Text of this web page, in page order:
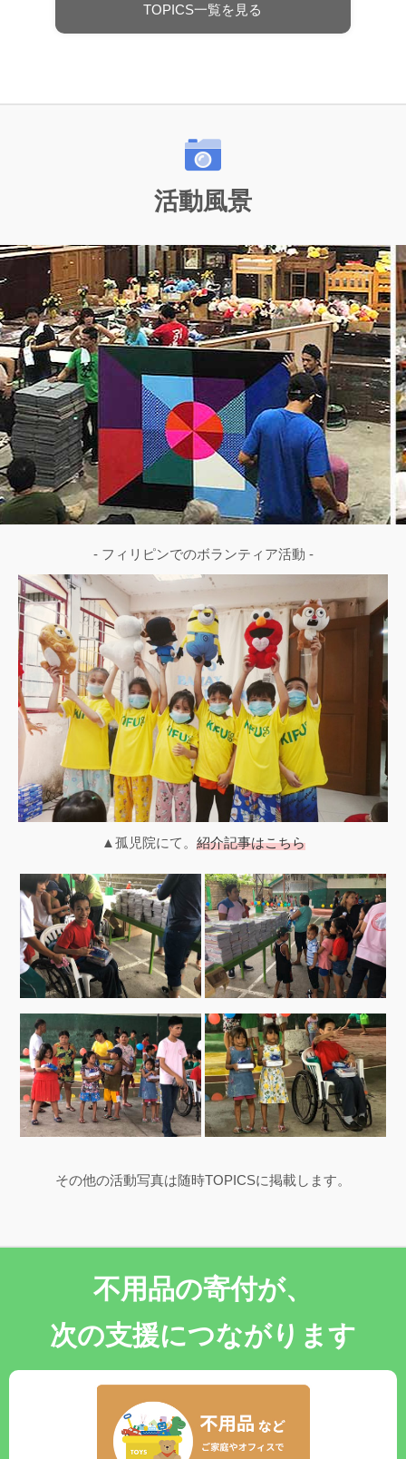
TOPICS一覧を見る
活動風景
- フィリピンでのボランティア活動 -
▲孤児院にて。 紹介記事はこちら
その他の活動写真は随時TOPICSに掲載します。
不用品の寄付が、
次の支援につながります